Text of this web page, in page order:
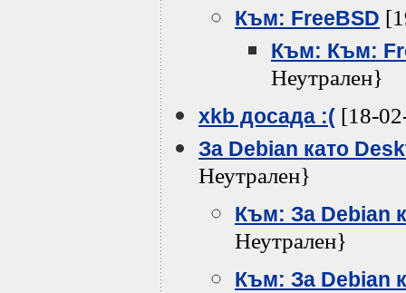
Към: FreeBSD
Към: Към:
Неутрален}
xkb досада :( [18-
За Debian като
Неутрален}
Към: За Debian
Неутрален}
Към: За Debian